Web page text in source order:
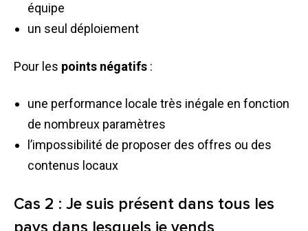
équipe
un seul déploiement
Pour les points négatifs :
une performance locale très inégale en fonction
de nombreux paramètres
l’impossibilité de proposer des offres ou des
contenus locaux
Cas 2 : Je suis présent dans tous les